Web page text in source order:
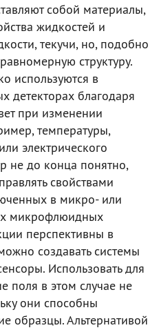
собой материалы,
жидкостей и
текучи, но, подобно
структуру.
используются в
детекторах благодаря
при изменении
температуры,
электрического
не до конца понятно,
свойствами
в микро- или
микрофлюидных
перспективны в
создавать системы
Использовать для
поля в этом случае не
они способны
образцы. Альтернативой